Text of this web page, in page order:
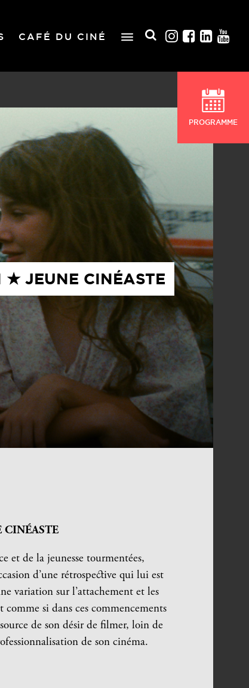
CAFÉ DU CINÉ
PROGRAMME
★ JEUNE CINÉASTE
CINÉASTE
et de la jeunesse tourmentées,
d’une rétrospective qui lui est
variation sur l’attachement et les
comme si dans ces commencements
de son désir de filmer, loin de
de son cinéma.